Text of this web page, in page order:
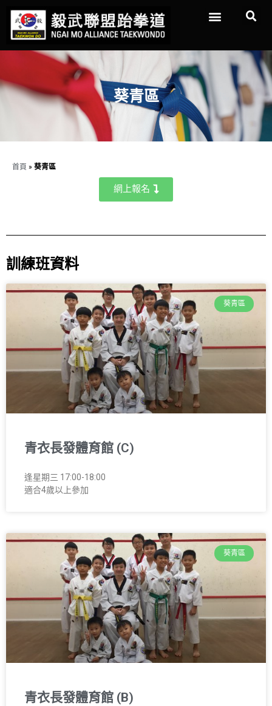
葵青區
首頁 »葵青區
網上報名
訓練班資料
葵青區
青衣長發體育館 (C)
逢星期三 17:00-18:00
適合4歲以上參加
葵青區
青衣長發體育館 (B)